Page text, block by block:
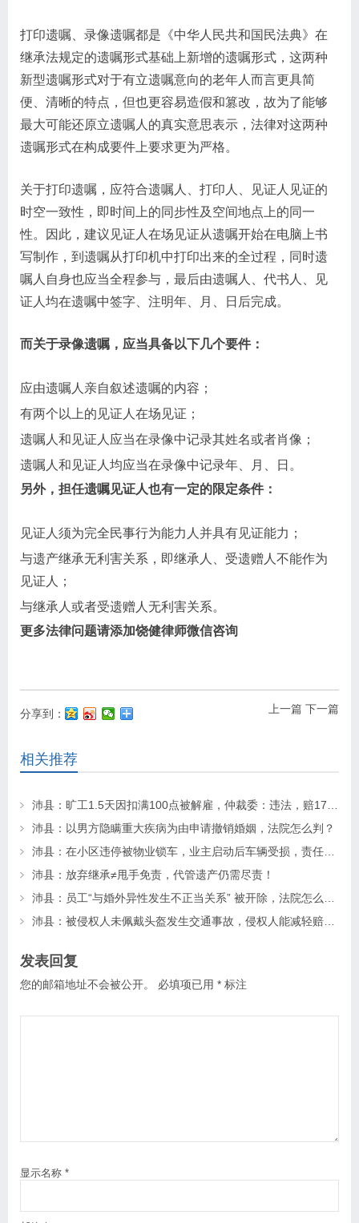
打印遗嘱、录像遗嘱都是《中华人民共和国民法典》在
继承法规定的遗嘱形式基础上新增的遗嘱形式，这两种
新型遗嘱形式对于有立遗嘱意向的老年人而言更具简
便、清晰的特点，但也更容易造假和篡改，故为了能够
最大可能还原立遗嘱人的真实意思表示，法律对这两种
遗嘱形式在构成要件上要求更为严格。
关于打印遗嘱，应符合遗嘱人、打印人、见证人见证的
时空一致性，即时间上的同步性及空间地点上的同一
性。因此，建议见证人在场见证从遗嘱开始在电脑上书
写制作，到遗嘱从打印机中打印出来的全过程，同时遗
嘱人自身也应当全程参与，最后由遗嘱人、代书人、见
证人均在遗嘱中签字、注明年、月、日后完成。
而关于录像遗嘱，应当具备以下几个要件：
应由遗嘱人亲自叙述遗嘱的内容；
有两个以上的见证人在场见证；
遗嘱人和见证人应当在录像中记录其姓名或者肖像；
遗嘱人和见证人均应当在录像中记录年、月、日。
另外，担任遗嘱见证人也有一定的限定条件：
见证人须为完全民事行为能力人并具有见证能力；
与遗产继承无利害关系，即继承人、受遗赠人不能作为
见证人；
与继承人或者受遗赠人无利害关系。
更多法律问题请添加饶健律师微信咨询
上一篇 下一篇
分享到：
相关推荐
沛县：以男方隐瞒重大疾病为由申请撤销婚姻，法院怎么判？
沛县：放弃继承≠甩手免责，代管遗产仍需尽责！
发表回复
您的邮箱地址不会被公开。 必填项已用 * 标注
显示名称 *